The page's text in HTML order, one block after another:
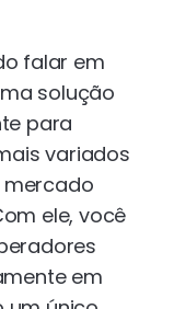
falar em
solução
para
variados
mercado
ele, você
em